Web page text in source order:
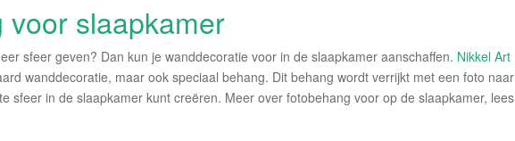
voor slaapkamer
sfeer geven? Dan kun je wanddecoratie voor in de slaapkamer aanschaffen. Nikkel Art
wanddecoratie, maar ook speciaal behang. Dit behang wordt verrijkt met een foto naar
sfeer in de slaapkamer kunt creëren. Meer over fotobehang voor op de slaapkamer, lees